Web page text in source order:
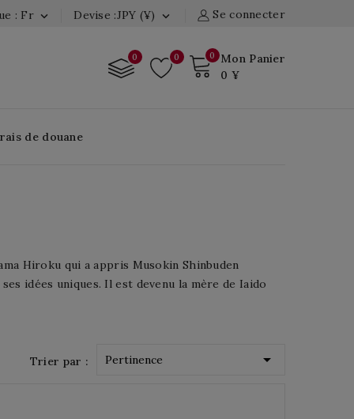
Se connecter
Devise :JPY (¥) 
: Fr 
0
Mon Panier
0 ¥
0
0
de douane
Hiroku qui a appris Musokin Shinbuden
idées uniques. Il est devenu la mère de Iaido
Trier par : Pertinence 